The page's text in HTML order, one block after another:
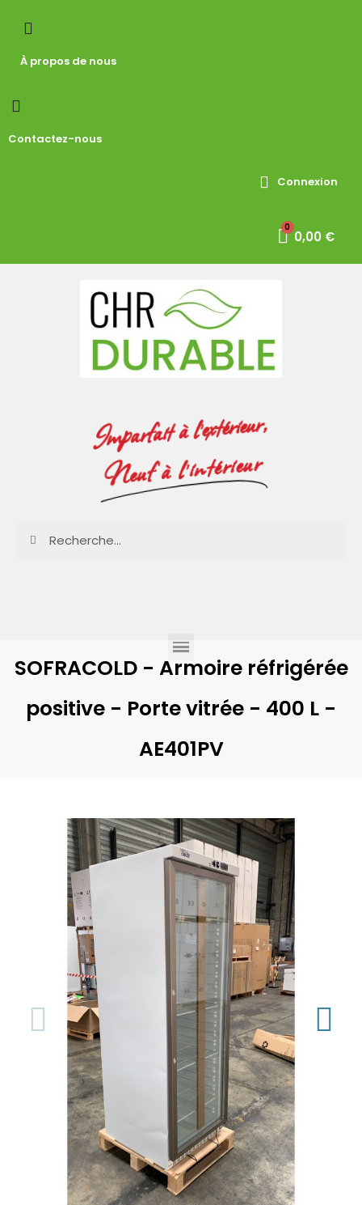
À propos de nous
Contactez-nous
Connexion
0,00 €
Imparfait à l'extérieur,
Neuf à l'intérieur
SOFRACOLD - Armoire réfrigérée
positive - Porte vitrée - 400 L -
AE401PV